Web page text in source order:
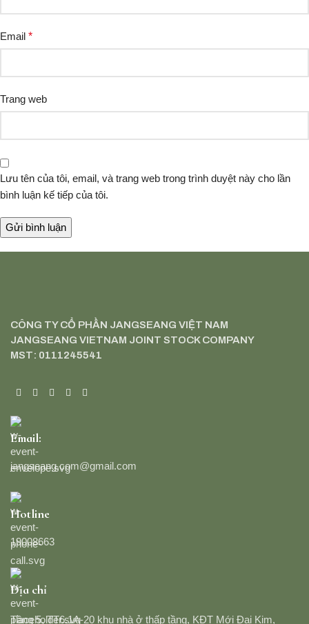
Email *
Trang web
Lưu tên của tôi, email, và trang web trong trình duyệt này cho lần
bình luận kế tiếp của tôi.
CÔNG TY CỔ PHẦN JANGSEANG VIỆT NAM
JANGSEANG VIETNAM JOINT STOCK COMPANY
MST: 0111245541
Email:
jangseang.com@gmail.com
Hotline
19008663
Địa chỉ
Tầng 5, TT6.1A-20 khu nhà ở thấp tầng, KĐT Mới Đại Kim,